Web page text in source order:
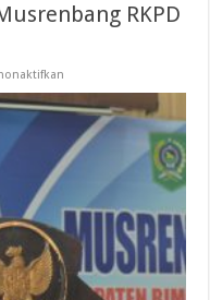
RKPD
dr.
H.
Irfan
Buka
Musrenbang
RKPD
Kabupaten